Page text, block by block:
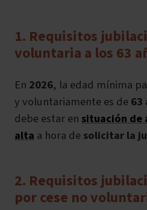
1. Requisitos
voluntaria a los 63
En 2026, la edad mínima
y voluntariamente es de63
debe estar en situación de
alta a hora desolicitar la
2. Requisitos
por cese no